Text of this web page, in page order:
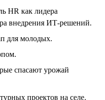
HR как лидера
внедрения ИТ-решений.
для молодых.
спасают урожай
проектов на селе.